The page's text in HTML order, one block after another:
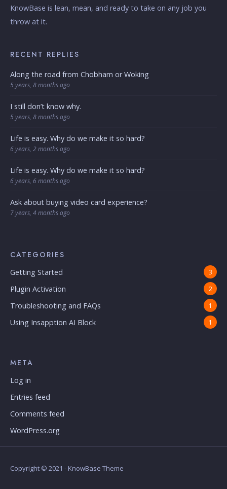
KnowBase is lean, mean, and ready to take on any job you
throw at it.
RECENT REPLIES
Along the road from Chobham or Woking
5 years, 8 months ago
I still don’t know why.
5 years, 8 months ago
Life is easy. Why do we make it so hard?
6 years, 2 months ago
Life is easy. Why do we make it so hard?
6 years, 6 months ago
Ask about buying video card experience?
7 years, 4 months ago
CATEGORIES
Getting Started 3
Plugin Activation 2
Troubleshooting and FAQs 1
Using Insapption AI Block 1
META
Log in
Entries feed
Comments feed
WordPress.org
Copyright © 2021 - KnowBase Theme